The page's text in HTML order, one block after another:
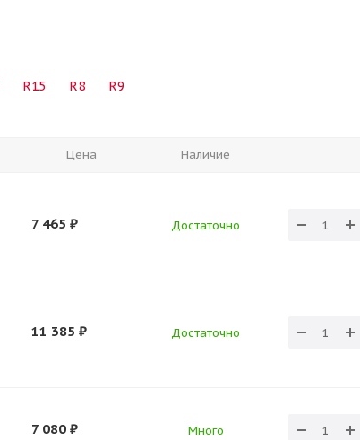
R15 R8 R9
Цена Наличие
7 465 ₽ Достаточно
11 385 ₽ Достаточно
7 080 ₽ Много